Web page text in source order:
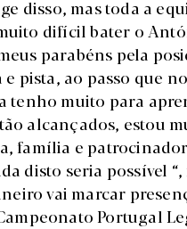
disso, mas toda a
difícil bater o
parabéns pela
pista, ao passo que
tenho muito para
alcançados, estou
família e
disto seria possível
vai marcar
Portugal